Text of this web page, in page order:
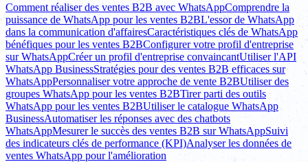
Comment réaliser des ventes B2B avec WhatsAppComprendre la
puissance de WhatsApp pour les ventes B2BL'essor de WhatsApp
dans la communication d'affairesCaractéristiques clés de WhatsApp
bénéfiques pour les ventes B2BConfigurer votre profil d'entreprise
sur WhatsAppCréer un profil d'entreprise convaincantUtiliser l'API
WhatsApp BusinessStratégies pour des ventes B2B efficaces sur
WhatsAppPersonnaliser votre approche de vente B2BUtiliser des
groupes WhatsApp pour les ventes B2BTirer parti des outils
WhatsApp pour les ventes B2BUtiliser le catalogue WhatsApp
BusinessAutomatiser les réponses avec des chatbots
WhatsAppMesurer le succès des ventes B2B sur WhatsAppSuivi
des indicateurs clés de performance (KPI)Analyser les données de
ventes WhatsApp pour l'amélioration